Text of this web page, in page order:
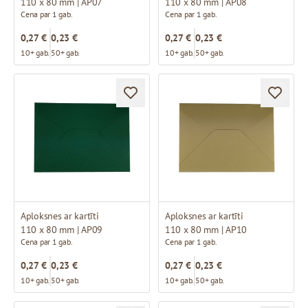
Cena par 1 gab.
0,27 €
10+ gab.
0,23 €
50+ gab.
Cena par 1 gab.
0,27 €
10+ gab.
0,23 €
50+ gab.
Aploksnes ar kartīti
110 x 80 mm | AP09
Cena par 1 gab.
0,27 €
10+ gab.
0,23 €
50+ gab.
Aploksnes ar kartīti
110 x 80 mm | AP10
Cena par 1 gab.
0,27 €
10+ gab.
0,23 €
50+ gab.